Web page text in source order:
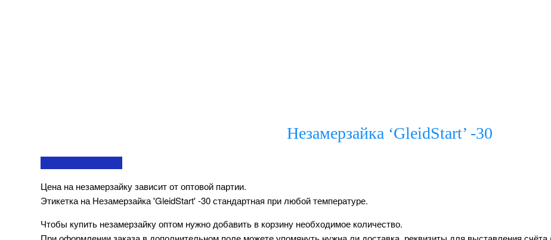
Незамерзайка ‘GleidStart’ -30
Цена на незамерзайку зависит от оптовой партии.
Этикетка на Незамерзайка 'GleidStart' -30 стандартная при любой температуре.
Чтобы купить незамерзайку оптом нужно добавить в корзину необходимое количество.